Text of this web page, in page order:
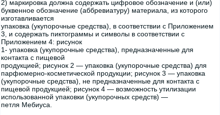
2) маркировка должна содержать цифровое обозначение и (или)
буквенное обозначение (аббревиатуру) материала, из которого
изготавливается
упаковка (укупорочные средства), в соответствии с Приложением
3, и содержать пиктограммы и символы в соответствии с
Приложением 4: рисунок
1- упаковка (укупорочные средства), предназначенные для
контакта с пищевой
продукцией; рисунок 2 — упаковка (укупорочные средства) для
парфюмерно-косметической продукции; рисунок 3 — упаковка
(укупорочные средства), не предназначенные для контакта с
пищевой продукцией; рисунок 4 — возможность утилизации
использованной упаковки (укупорочных средств) —
петля Мебиуса.